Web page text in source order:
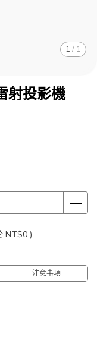
1 / 1
射投影機
NT$0 )
注意事項